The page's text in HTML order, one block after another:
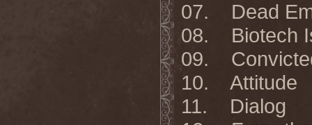
07. Dead
08. Biotech
09.
10. Attitude
11. Dialog